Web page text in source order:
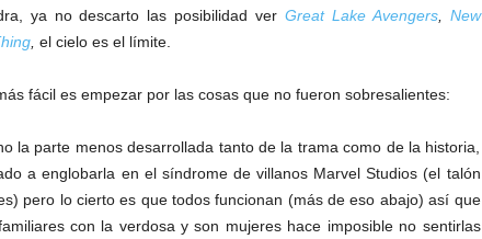
ya no descarto las posibilidad ver Great Lake Avengers, New
, el cielo es el límite.
fácil es empezar por las cosas que no fueron sobresalientes:
la parte menos desarrollada tanto de la trama como de la historia,
a englobarla en el síndrome de villanos Marvel Studios (el talón
pero lo cierto es que todos funcionan (más de eso abajo) así que
con la verdosa y son mujeres hace imposible no sentirlas